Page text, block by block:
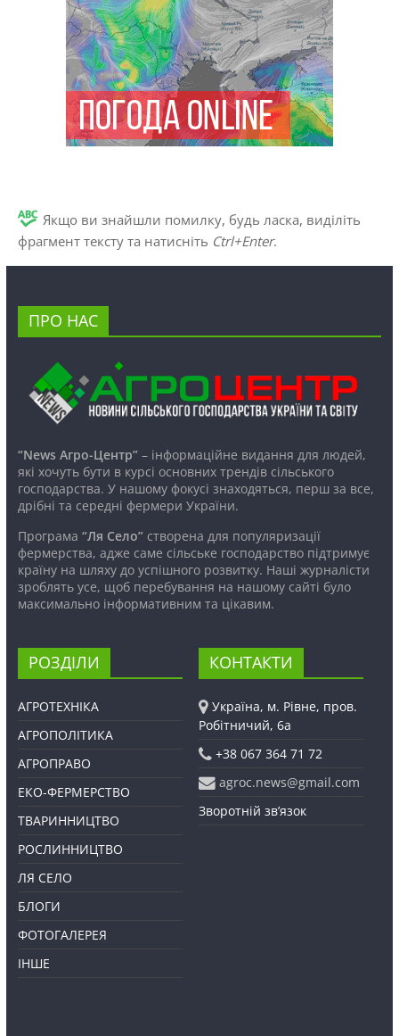
Якщо ви знайшли помилку, будь ласка, виділіть
фрагмент тексту та натисніть Ctrl+Enter.
ПРО НАС
“News Агро-Центр”– інформаційне видання для людей,
які хочуть бути в курсі основних трендів сільського
господарства. У нашому фокусі знаходяться, перш за все,
дрібні та середні фермери України.
Програма “Ля Село”створена для популяризації
фермерства, адже саме сільське господарство підтримує
країну на шляху до успішного розвитку. Наші журналісти
зроблять усе, щоб перебування на нашому сайті було
максимально інформативним та цікавим.
РОЗДІЛИ
АГРОТЕХНІКА
АГРОПОЛІТИКА
АГРОПРАВО
ЕКО-ФЕРМЕРСТВО
ТВАРИННИЦТВО
РОСЛИННИЦТВО
ЛЯ СЕЛО
БЛОГИ
ФОТОГАЛЕРЕЯ
ІНШЕ
КОНТАКТИ
Україна, м. Рівне, пров.
Робітничий, 6а
+38 067 364 71 72
agroc.news@gmail.com
Зворотній зв’язок